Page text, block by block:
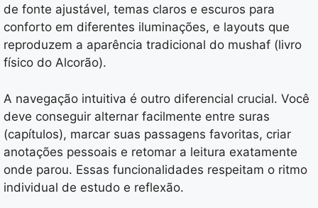
de fonte ajustável, temas claros e escuros para
conforto em diferentes iluminações, e layouts que
reproduzem a aparência tradicional do mushaf (livro
físico do Alcorão).
A navegação intuitiva é outro diferencial crucial. Você
deve conseguir alternar facilmente entre suras
(capítulos), marcar suas passagens favoritas, criar
anotações pessoais e retomar a leitura exatamente
onde parou. Essas funcionalidades respeitam o ritmo
individual de estudo e reflexão.